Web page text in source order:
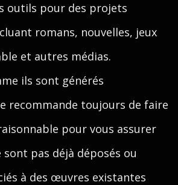
outils pour des projets
romans, nouvelles, jeux
et autres médias.
ils sont générés
recommande toujours de faire
pour vous assurer
sont pas déjà déposés ou
à des œuvres existantes